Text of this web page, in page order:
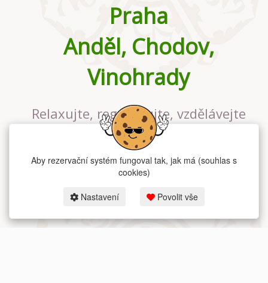
Praha
Anděl, Chodov,
Vinohrady
Relaxujte, regenerujte, vzdělávejte
se v největším jógovém studiu v
Praze
Aby rezervační systém fungoval tak, jak má (souhlas s
cookies)
Nastavení Povolit vše